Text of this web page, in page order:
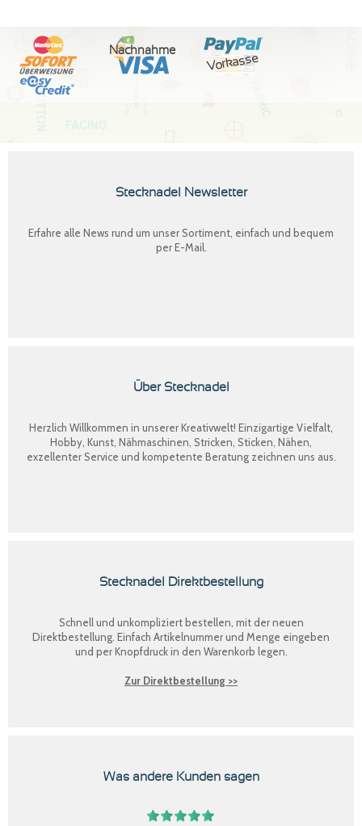
Nachnahme
Vorkasse
Stecknadel Newsletter
Erfahre alle News rund um unser Sortiment, einfach und bequem
per E-Mail.
Über Stecknadel
Herzlich Willkommen in unserer Kreativwelt! Einzigartige Vielfalt,
Hobby, Kunst, Nähmaschinen, Stricken, Sticken, Nähen,
exzellenter Service und kompetente Beratung zeichnen uns aus.
Stecknadel Direktbestellung
Schnell und unkompliziert bestellen, mit der neuen
Direktbestellung . Einfach Artikelnummer und Menge eingeben
und per Knopfdruck in den Warenkorb legen.
Zur Direktbestellung >>
Was andere Kunden sagen